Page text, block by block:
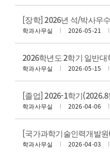
학과사무실 2026-05-21
학과사무실 2026-05-15
학과사무실 2026-04-06
학과사무실 2026-04-03